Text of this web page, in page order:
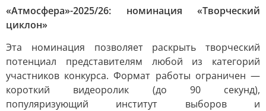
«Атмосфера»-2025/26: номинация «Творческий
циклон»
Эта номинация позволяет раскрыть творческий
потенциал представителям любой из категорий
участников конкурса. Формат работы ограничен —
короткий видеоролик (до 90 секунд),
популяризующий институт выборов и